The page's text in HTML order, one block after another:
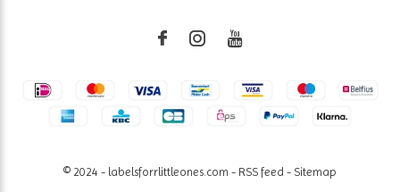
© 2024 - labelsforrlittleones.com - RSS feed - Sitemap